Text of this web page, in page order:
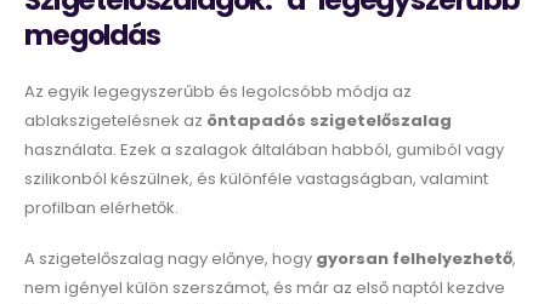
megoldás
Az egyik legegyszerűbb és legolcsóbb módja az
ablakszigetelésnek az öntapadós szigetelőszalag
használata. Ezek a szalagok általában habból, gumiból vagy
szilikonból készülnek, és különféle vastagságban, valamint
profilban elérhetők.
A szigetelőszalag nagy előnye, hogy gyorsan felhelyezhető,
nem igényel külön szerszámot, és már az első naptól kezdve